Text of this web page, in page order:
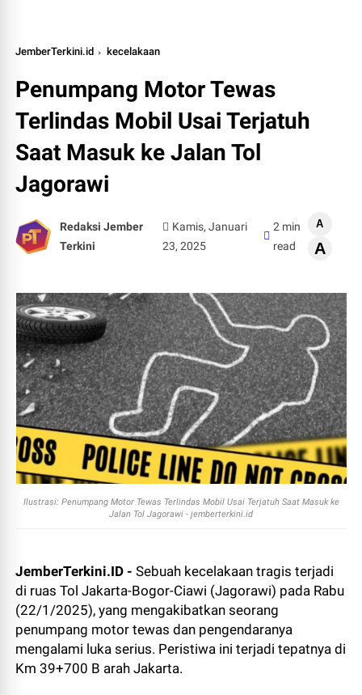
JemberTerkini.id kecelakaan
Penumpang Motor Tewas
Terlindas Mobil Usai Terjatuh
Saat Masuk ke Jalan Tol
Jagorawi
Redaksi Jember
Terkini
Kamis, Januari
23, 2025
2 min
read
A
A
Ilustrasi: Penumpang Motor Tewas Terlindas Mobil Usai Terjatuh Saat Masuk ke
Jalan Tol Jagorawi - jemberterkini.id
JemberTerkini.ID -Sebuah kecelakaan tragis terjadi
di ruas Tol Jakarta-Bogor-Ciawi (Jagorawi) pada Rabu
(22/1/2025), yang mengakibatkan seorang
penumpang motor tewas dan pengendaranya
mengalami luka serius. Peristiwa ini terjadi tepatnya di
Km 39+700 B arah Jakarta.